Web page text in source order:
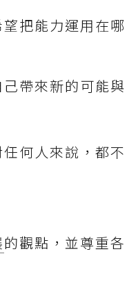
把能力運用在哪
帶來新的可能與
何人來說，都不
的觀點，並尊重各